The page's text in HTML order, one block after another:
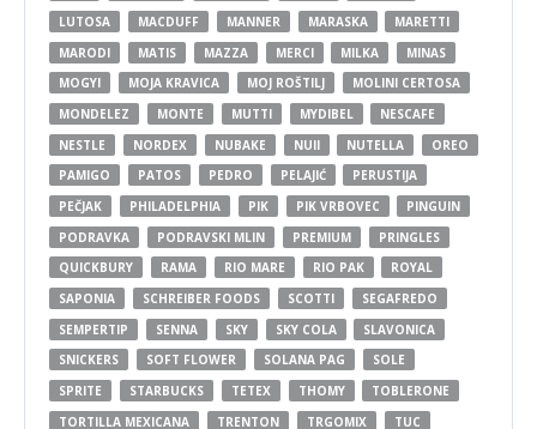
LUTOSA
MACDUFF MANNER MARASKA
MARETTI
MARODI
MATIS MAZZA MERCI MILKA
MINAS
MOGYI
MOJA KRAVICA MOJ ROŠTILJ
MOLINI CERTOSA
MONDELEZ
MONTE MUTTI MYDIBEL
NESCAFE
NESTLE
NORDEX NUBAKE NUII NUTELLA
OREO
PAMIGO
PATOS PEDRO PELAJIĆ
PERUSTIJA
PEČJAK
PHILADELPHIA PIK PIK VRBOVEC
PINGUIN
PODRAVKA
PODRAVSKI MLIN PREMIUM
PRINGLES
QUICKBURY
RAMA RIO MARE RIO PAK
ROYAL
SAPONIA
SCHREIBER FOODS SCOTTI
SEGAFREDO
SEMPERTIP
SENNA SKY SKY COLA
SLAVONICA
SNICKERS
SOFT FLOWER SOLANA PAG
SOLE
SPRITE
STARBUCKS TETEX THOMY
TOBLERONE
TORTILLA MEXICANA
TRENTON TRGOMIX
TUC